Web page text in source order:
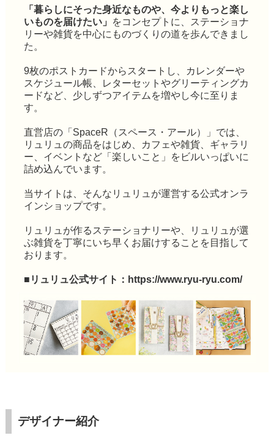
「暮らしにそった身近なものや、今よりもっと楽し
いものを届けたい」
をコンセプトに、ステーショナ
リーや雑貨を中心にものづくりの道を歩んできまし
た。
9枚のポストカードからスタートし、カレンダーや
スケジュール帳、レターセットやグリーティングカ
ードなど、少しずつアイテムを増やし今に至りま
す。
直営店の「SpaceR（スペース・アール）」では、
リュリュの商品をはじめ、カフェや雑貨、ギャラリ
ー、イベントなど「楽しいこと」をビルいっぱいに
詰め込んでいます。
当サイトは、そんなリュリュが運営する公式オンラ
インショップです。
リュリュが作るステーショナリーや、リュリュが選
ぶ雑貨を丁寧にいち早くお届けすることを目指して
おります。
■リュリュ公式サイト： https://www.ryu-ryu.com/
デザイナー紹介